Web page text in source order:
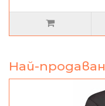
Най-